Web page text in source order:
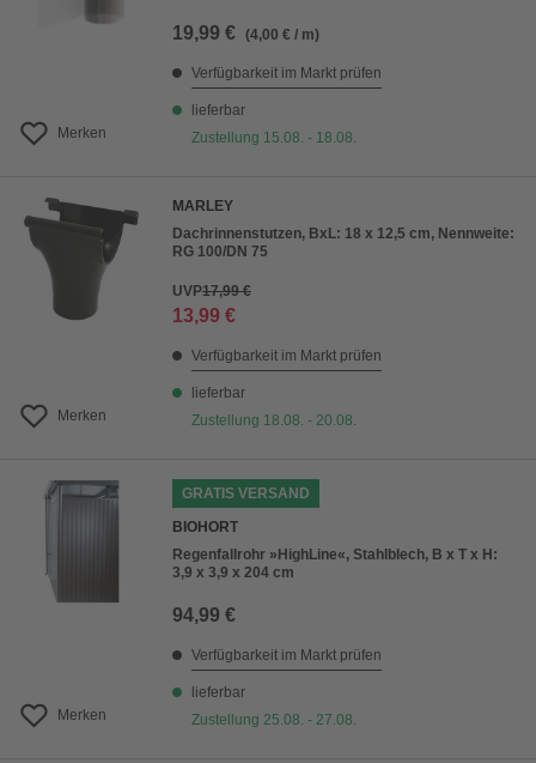
Merken
19,99 € (4,00 € / m)
Verfügbarkeit im Markt prüfen
lieferbar
Zustellung 15.08. - 18.08.
Merken
MARLEY
Dachrinnenstutzen, BxL: 18 x 12,5 cm, Nennweite:
RG 100/DN 75
UVP17,99 €
13,99 €
Verfügbarkeit im Markt prüfen
lieferbar
Zustellung 18.08. - 20.08.
Merken
GRATIS VERSAND
BIOHORT
Regenfallrohr »HighLine«, Stahlblech, B x T x H:
3,9 x 3,9 x 204 cm
94,99 €
Verfügbarkeit im Markt prüfen
lieferbar
Zustellung 25.08. - 27.08.